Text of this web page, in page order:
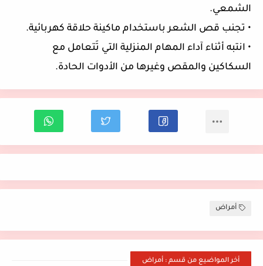
الشمعي.
• تجنب قص الشعر باستخدام ماكينة حلاقة كهربائية.
• انتبه أثناء آداء المهام المنزلية التي تَتعامل مع
السكاكين والمقص وغيرها من الأدوات الحادة.
أمراض
أخر المواضيع من قسم : أمراض